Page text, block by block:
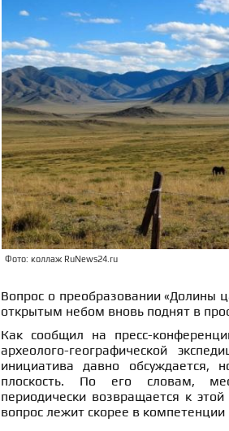
Фото: коллаж RuNews24.ru
Вопрос о преобразовании «Долины
открытым небом вновь поднят в
Как сообщил на пресс-
археолого-географической
инициатива давно обсуждается,
плоскость. По его словам,
периодически возвращается к
вопрос лежит скорее в